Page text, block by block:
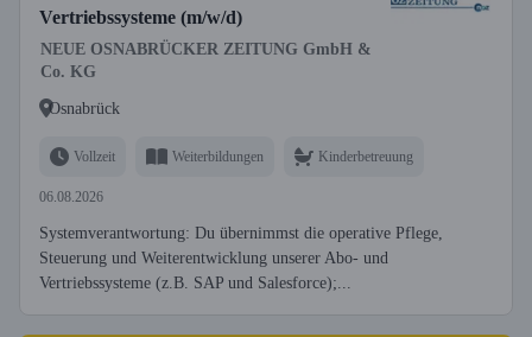
Vertriebssysteme (m/w/d)
NEUE OSNABRÜCKER ZEITUNG GmbH &
Co. KG
Osnabrück
Vollzeit Weiterbildungen Kinderbetreuung
06.08.2026
Systemverantwortung: Du übernimmst die operative Pflege,
Steuerung und Weiterentwicklung unserer Abo- und
Vertriebssysteme (z.B. SAP und Salesforce);...